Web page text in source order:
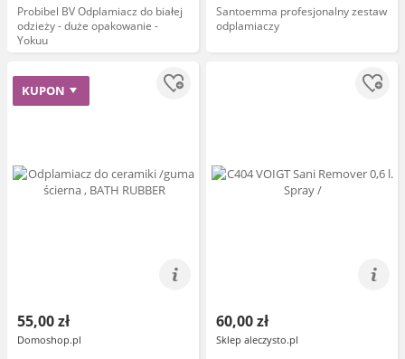
Probibel BV Odplamiacz do białej
odzieży - duże opakowanie -
Yokuu
Santoemma profesjonalny zestaw
odplamiaczy
KUPON
55,00 zł
Domoshop.pl
60,00 zł
Sklep aleczysto.pl